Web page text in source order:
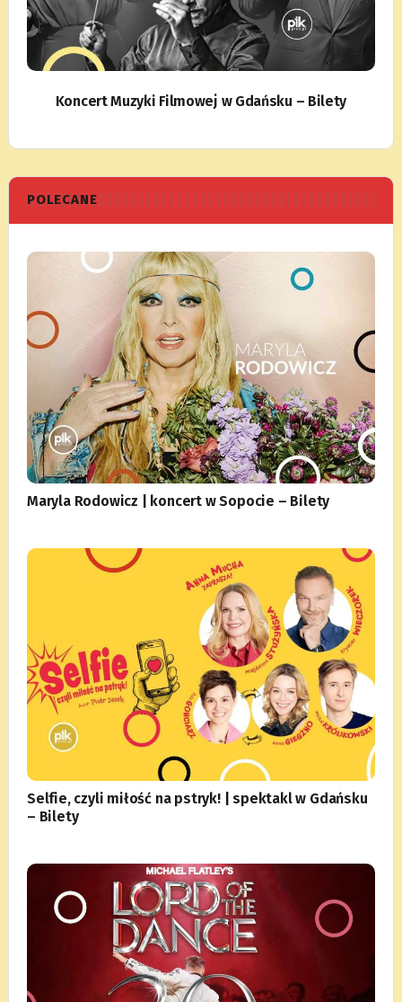
Koncert Muzyki Filmowej w Gdańsku – Bilety
POLECANE
Maryla Rodowicz | koncert w Sopocie – Bilety
Selfie, czyli miłość na pstryk! | spektakl w Gdańsku
– Bilety